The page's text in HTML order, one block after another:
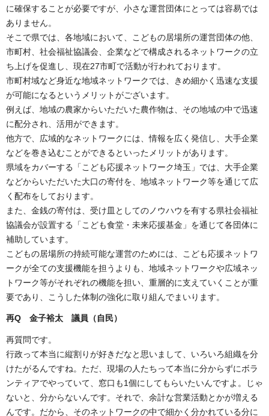
に確保することが必要ですが、小さな運営団体にとっては容易では
ありません。
そこで県では、各地域において、こどもの居場所の運営団体の他、
市町村、社会福祉協議会、企業などで構成されるネットワークの立
ち上げを促進し、現在27市町で活動が行われております。
市町村域など身近な地域ネットワークでは、きめ細かく迅速な支援
が可能になるというメリットがございます。
例えば、地域の農家からいただいた農作物は、その地域の中で迅速
に配分され、活用ができます。
他方で、広域的なネットワークには、情報を広く発信し、大手企業
などを巻き込むことができるといったメリットがあります。
県域をカバーする「こども応援ネットワーク埼玉」では、大手企業
などからいただいた大口の寄付を、地域ネットワーク等を通じて広
く配布をしております。
また、金銭の寄付は、受け皿としてのノウハウを有する県社会福祉
協議会が設置する「こども食堂・未来応援基金」を通じて各団体に
補助しています。
こどもの居場所の持続可能な運営のためには、こども応援ネットワ
ークが全ての支援機能を担うよりも、地域ネットワークや広域ネッ
トワーク等がそれぞれの機能を担い、重層的に支えていくことが重
要であり、こうした体制の強化に取り組んでまいります。
再Q 金子裕太 議員（自民）
再質問です。
行政って本当に縦割りが好きだなと思いまして、いろいろ組織を分
けたがるんですね。ただ、現場の人たちって本当に分からずにボラ
ンティアでやっていて、窓口も1個にしてもらいたいんですよ。じゃ
ないと、分からないんです。それで、余計な営業活動とかが増える
んです。だから、そのネットワークの中で細かく分かれている分に